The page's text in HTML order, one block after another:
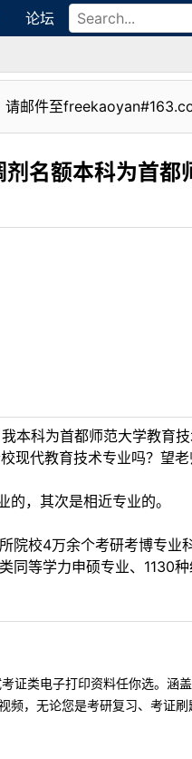
论坛
请邮件至
名额本科为首都
本科为首都师范大学教育
代教育技术专业吗？望老
，其次是相近专业的。
校4万余个考研考博专
等学力申硕专业、1130种
证类电子打印资料任你选。
频，无论您是考研复习、考证